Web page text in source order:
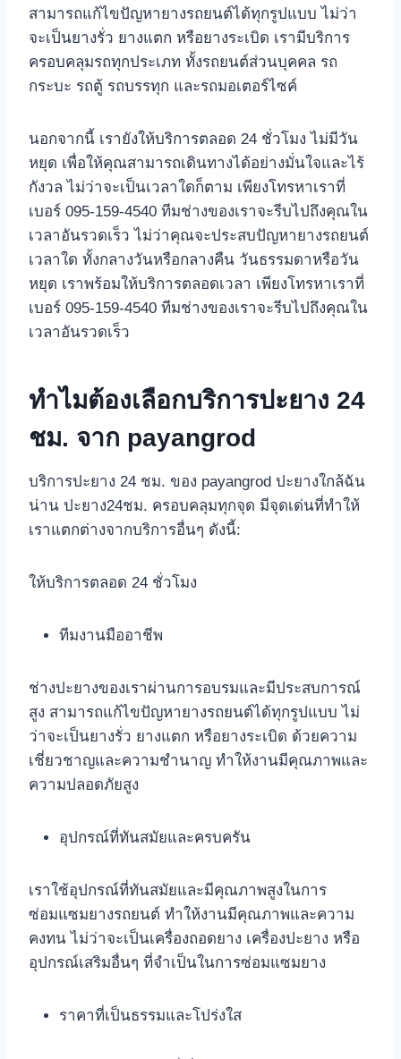
สามารถแก้ไขปัญหายางรถยนต์ได้ทุกรูปแบบ ไม่ว่า
จะเป็นยางรั่ว ยางแตก หรือยางระเบิด เรามีบริการ
ครอบคลุมรถทุกประเภท ทั้งรถยนต์ส่วนบุคคล รถ
กระบะ รถตู้ รถบรรทุก และรถมอเตอร์ไซค์
นอกจากนี้ เรายังให้บริการตลอด 24 ชั่วโมง ไม่มีวัน
หยุด เพื่อให้คุณสามารถเดินทางได้อย่างมั่นใจและไร้
กังวล ไม่ว่าจะเป็นเวลาใดก็ตาม เพียงโทรหาเราที่
เบอร์ 095-159-4540 ทีมช่างของเราจะรีบไปถึงคุณใน
เวลาอันรวดเร็ว ไม่ว่าคุณจะประสบปัญหายางรถยนต์
เวลาใด ทั้งกลางวันหรือกลางคืน วันธรรมดาหรือวัน
หยุด เราพร้อมให้บริการตลอดเวลา เพียงโทรหาเราที่
เบอร์ 095-159-4540 ทีมช่างของเราจะรีบไปถึงคุณใน
เวลาอันรวดเร็ว
ทำไมต้องเลือกบริการปะยาง 24
ชม. จาก payangrod
บริการปะยาง 24 ชม. ของ payangrod ปะยางใกล้ฉัน
น่าน ปะยาง24ชม. ครอบคลุมทุกจุด มีจุดเด่นที่ทำให้
เราแตกต่างจากบริการอื่นๆ ดังนี้:
ให้บริการตลอด 24 ชั่วโมง
ทีมงานมืออาชีพ
ช่างปะยางของเราผ่านการอบรมและมีประสบการณ์
สูง สามารถแก้ไขปัญหายางรถยนต์ได้ทุกรูปแบบ ไม่
ว่าจะเป็นยางรั่ว ยางแตก หรือยางระเบิด ด้วยความ
เชี่ยวชาญและความชำนาญ ทำให้งานมีคุณภาพและ
ความปลอดภัยสูง
อุปกรณ์ที่ทันสมัยและครบครัน
เราใช้อุปกรณ์ที่ทันสมัยและมีคุณภาพสูงในการ
ซ่อมแซมยางรถยนต์ ทำให้งานมีคุณภาพและความ
คงทน ไม่ว่าจะเป็นเครื่องถอดยาง เครื่องปะยาง หรือ
อุปกรณ์เสริมอื่นๆ ที่จำเป็นในการซ่อมแซมยาง
ราคาที่เป็นธรรมและโปร่งใส